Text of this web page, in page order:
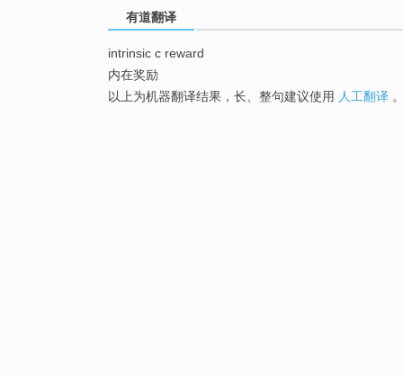
有道翻译
intrinsic c reward
内在奖励
以上为机器翻译结果，长、整句建议使用 人工翻译